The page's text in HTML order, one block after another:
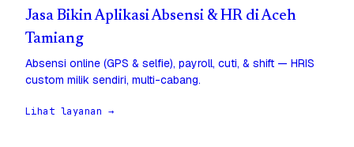
Jasa Bikin Aplikasi Absensi & HR di Aceh
Tamiang
Absensi online (GPS & selfie), payroll, cuti, & shift — HRIS
custom milik sendiri, multi-cabang.
Lihat layanan →